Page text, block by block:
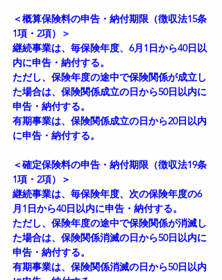
＜概算保険料の申告・納付期限（徴収法15条
1項・2項）＞
継続事業は、毎保険年度、6月1日から40日以
内に申告・納付する。
ただし、保険年度の途中で保険関係が成立し
た場合は、保険関係成立の日から50日以内に
申告・納付する。
有期事業は、保険関係成立の日から20日以内
に申告・納付する。
＜確定保険料の申告・納付期限（徴収法19条
1項・2項）＞
継続事業は、毎保険年度、次の保険年度の6
月1日から40日以内に申告・納付する。
ただし、保険年度の途中で保険関係が消滅し
た場合は、保険関係消滅の日から50日以内に
申告・納付する。
有期事業は、保険関係消滅の日から50日以内